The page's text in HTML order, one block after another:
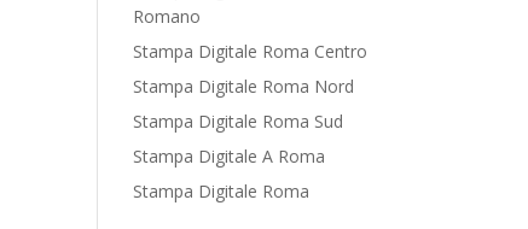
Romano
Stampa Digitale Roma Centro
Stampa Digitale Roma Nord
Stampa Digitale Roma Sud
Stampa Digitale A Roma
Stampa Digitale Roma